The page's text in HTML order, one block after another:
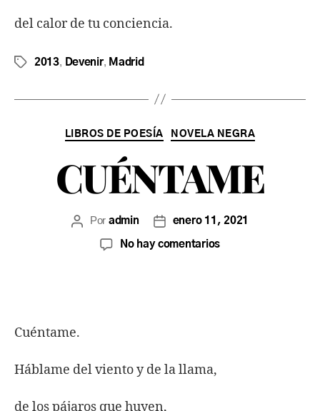
del calor de tu conciencia.
2013, Devenir, Madrid
LIBROS DE POESÍA NOVELA NEGRA
CUÉNTAME
Por admin enero 11, 2021
No hay comentarios
Cuéntame.
Háblame del viento y de la llama,
de los pájaros que huyen,